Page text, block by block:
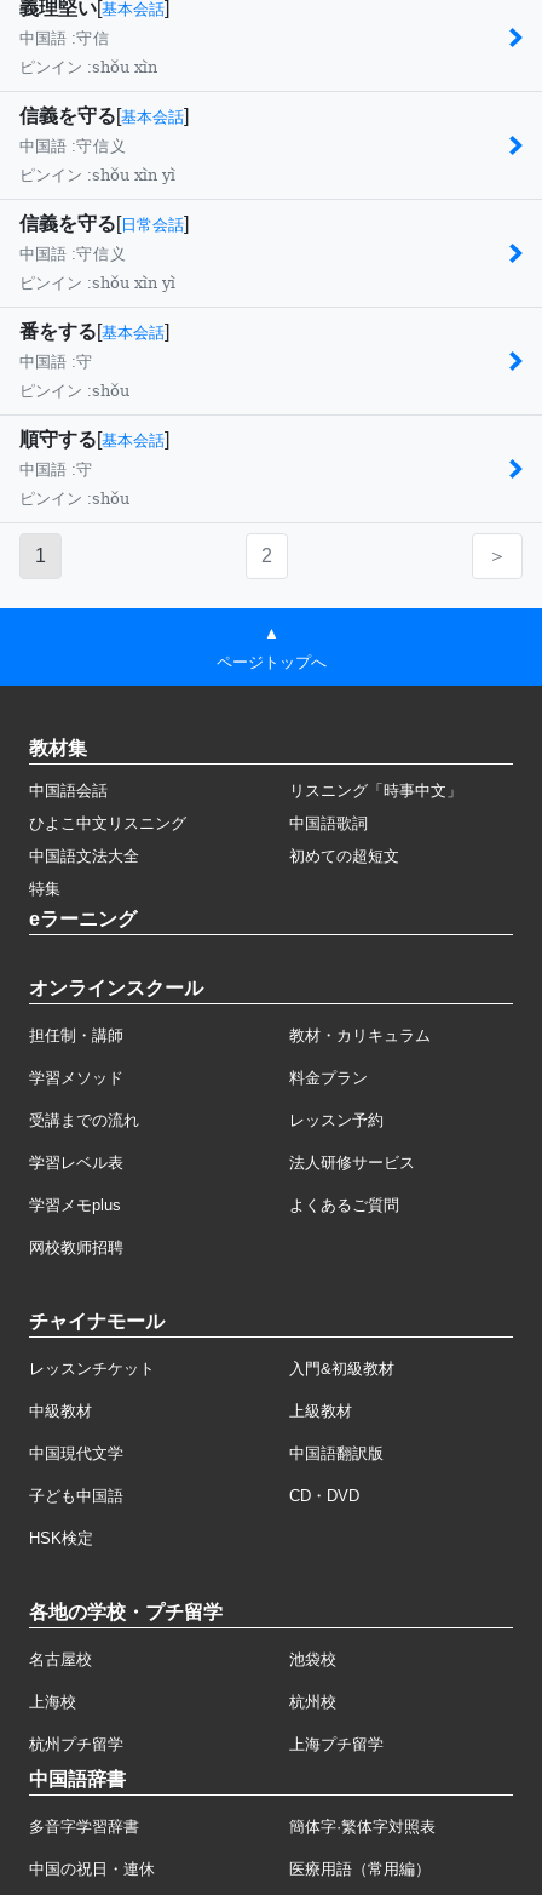
義理堅い[基本会話]
中国語 :守信
ピンイン :shǒu xìn
信義を守る[基本会話]
中国語 :守信义
ピンイン :shǒu xìn yì
信義を守る[ 日常会話]
中国語 :守信义
ピンイン :shǒu xìn yì
番をする[基本会話]
中国語 :守
ピンイン :shǒu
順守する[基本会話]
中国語 :守
ピンイン :shǒu
1 2 ＞
▲
ページトップへ
教材集
中国語会話
リスニング「時事中文」
ひよこ中文リスニング
中国語歌詞
中国語文法大全
初めての超短文
特集
eラーニング
オンラインスクール
担任制・講師 教材・カリキュラム
学習メソッド 料金プラン
受講までの流れ レッスン予約
学習レベル表 法人研修サービス
学習メモplus よくあるご質問
网校教师招聘
チャイナモール
レッスンチケット 入門&初級教材
中級教材 上級教材
中国現代文学 中国語翻訳版
子ども中国語 CD・DVD
HSK検定
各地の学校・プチ留学
名古屋校 池袋校
上海校 杭州校
杭州プチ留学 上海プチ留学
中国語辞書
多音字学習辞書 簡体字·繁体字対照表
中国の祝日・連休 医療用語（常用編）